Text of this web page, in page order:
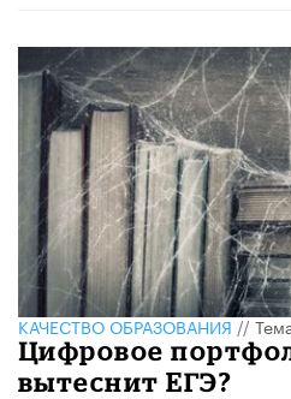
КАЧЕСТВО ОБРАЗОВАНИЯ//
Цифровое
вытеснит ЕГЭ?